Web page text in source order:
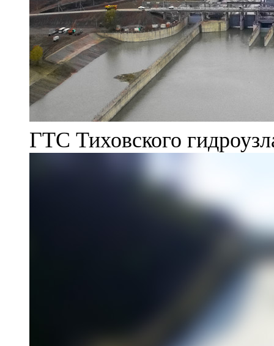
ГТС Тиховского